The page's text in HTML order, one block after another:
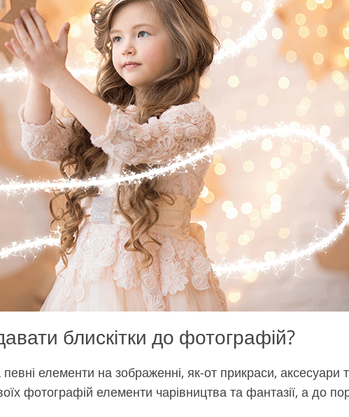
блискітки до фотографій?
елементи на зображенні, як-от прикраси, аксесуари
фотографій елементи чарівництва та фантазії, а до